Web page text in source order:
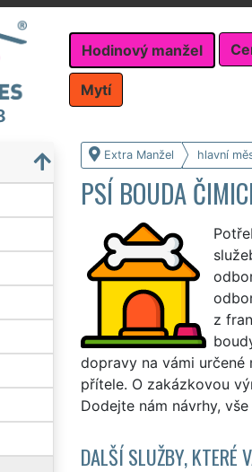
Hodinový manžel
Mytí
Extra Manžel hlavní
PSÍ BOUDA
z
dopravy na vámi určené
přítele. O zakázkovou
Dodejte nám návrhy,
DALŠÍ SLUŽBY, KTERÉ